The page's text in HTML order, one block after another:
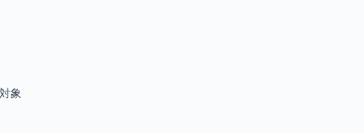
象